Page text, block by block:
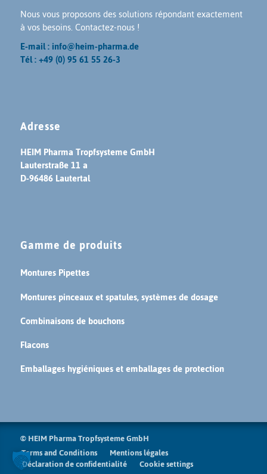
Nous vous proposons des solutions répondant exactement
à vos besoins. Contactez-nous !
E-mail : info@heim-pharma.de
Tél : +49 (0) 95 61 55 26-3
Adresse
HEIM Pharma Tropfsysteme GmbH
Lauterstraße 11 a
D-96486 Lautertal
Gamme de produits
Montures Pipettes
Montures pinceaux et spatules, systèmes de dosage
Combinaisons de bouchons
Flacons
Emballages hygiéniques et emballages de protection
© HEIM Pharma Tropfsysteme GmbH
Terms and Conditions
Mentions légales
Déclaration de confidentialité Cookie settings